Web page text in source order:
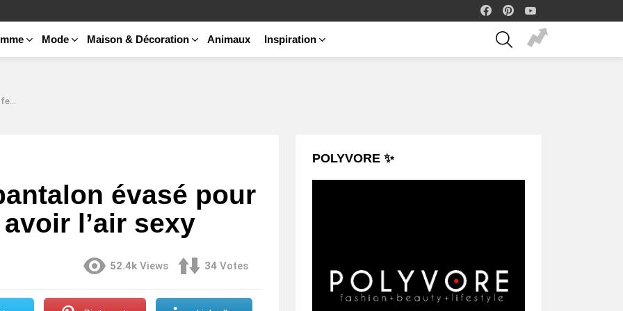
facebook
Mode Maison & Décoration Animaux Inspiration
SEARCH
évasé pour
l’air sexy
52.4k Views 34 Votes
POLYVORE ✨